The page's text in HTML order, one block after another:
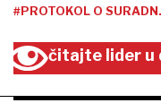
#PROTOKOL O
čitajte lider u